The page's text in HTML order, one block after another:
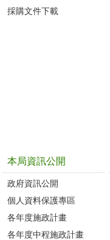
採購文件下載
本局資訊公開
政府資訊公開
個人資料保護專區
各年度施政計畫
各年度中程施政計畫